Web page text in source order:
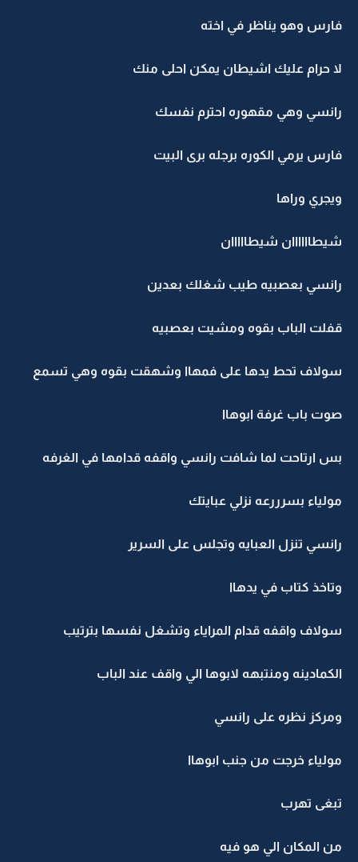
فارس وهو يناظر في اخته
لا حرام عليك اشيطان يمكن احلى منك
رانسي وهي مقهوره احترم نفسك
فارس يرمي الكوره برجله برى البيت
ويجري وراها
شيطاااااان شيطااااان
رانسي بعصبيه طيب شغلك بعدين
قفلت الباب بقوه ومشيت بعصبيه
سولاف تحط يدها على فمهاا وشهقت بقوه وهي تسمع
صوت باب غرفة ابوهاا
بس ارتاحت لما شافت رانسي واقفه قدامها في الغرفه
مولياء بسرررعه نزلي عبايتك
رانسي تنزل العبايه وتجلس على السرير
وتاخذ كتاب في يدهاا
سولاف واقفه قدام المراياء وتشغل نفسها بترتيب
الكمادينه ومنتبهه لابوها الي واقف عند الباب
ومركز نظره على رانسي
مولياء خرجت من جنب ابوهاا
تبغى تهرب
من المكان الي هو فيه